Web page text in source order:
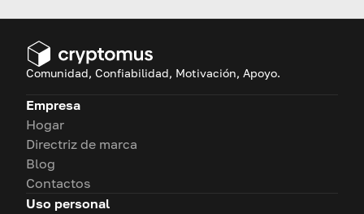
Comunidad, Confiabilidad, Motivación, Apoyo.
Empresa
Hogar
Directriz de marca
Blog
Contactos
Uso personal